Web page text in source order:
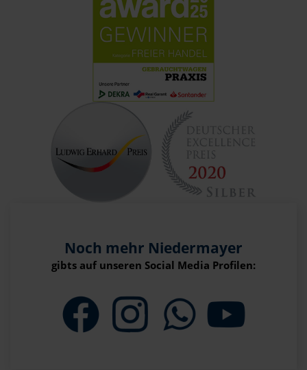
Noch mehr Niedermayer
gibts auf unseren Social Media Profilen: